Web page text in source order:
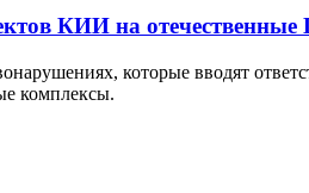
КИИ на
которые вводят
комплексы.